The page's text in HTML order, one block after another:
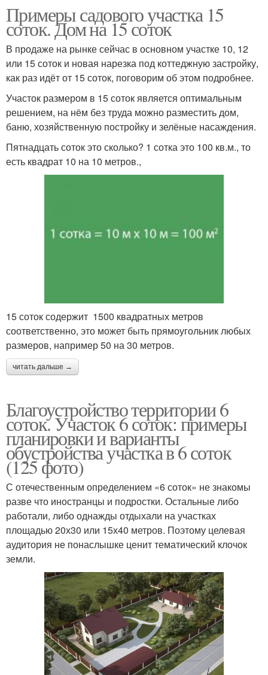
Примеры садового участка 15
соток. Дом на 15 соток
В продаже на рынке сейчас в основном участке 10, 12
или 15 соток и новая нарезка под коттеджную застройку,
как раз идёт от 15 соток, поговорим об этом подробнее.
Участок размером в 15 соток является оптимальным
решением, на нём без труда можно разместить дом,
баню, хозяйственную постройку и зелёные насаждения.
Пятнадцать соток это сколько? 1 сотка это 100 кв.м., то
есть квадрат 10 на 10 метров.,
15 соток содержит 1500 квадратных метров
соответственно, это может быть прямоугольник любых
размеров, например 50 на 30 метров.
читать дальше →
Благоустройство территории 6
соток. Участок 6 соток: примеры
планировки и варианты
обустройства участка в 6 соток
(125 фото)
С отечественным определением «6 соток» не знакомы
разве что иностранцы и подростки. Остальные либо
работали, либо однажды отдыхали на участках
площадью 20х30 или 15х40 метров. Поэтому целевая
аудитория не понаслышке ценит тематический клочок
земли.